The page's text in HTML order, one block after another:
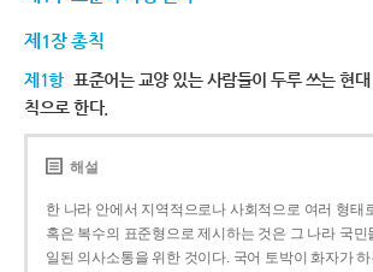
제1장 총칙
제1항 표준어는 교양 있는 사람들이 두루 쓰는 현
칙으로 한다.
해설
한 나라 안에서 지역적으로나 사회적으로 여러 형태
혹은 복수의 표준형으로 제시하는 것은 그 나라 국민
일된 의사소통을 위한 것이다. 국어 토박이 화자가